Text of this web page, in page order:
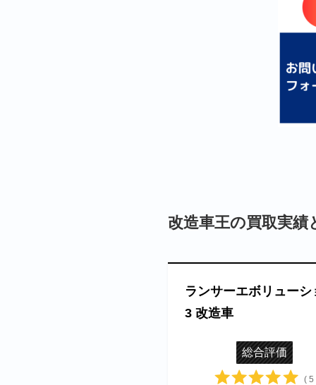
改造車王の買取実績
ランサーエボリューシ
3 改造車
総合評価
( 5